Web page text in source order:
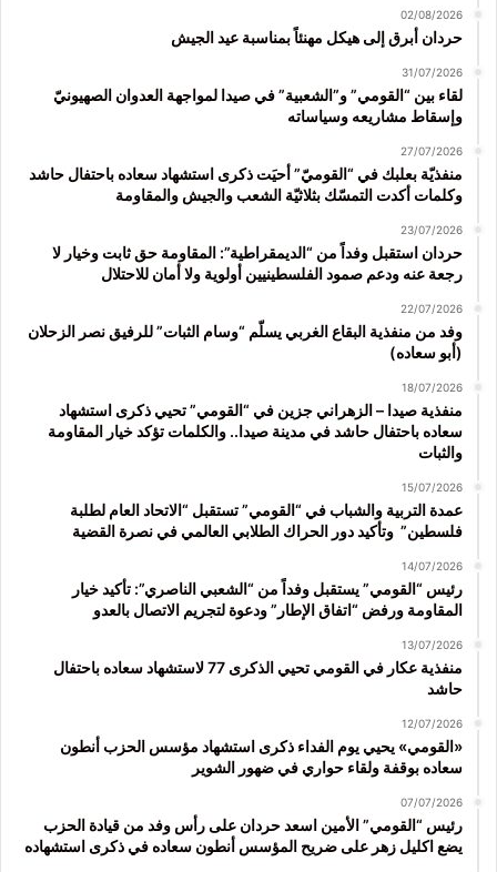
02/08/2026
حردان أبرق إلى هيكل مهنئاً بمناسبة عيد الجيش
31/07/2026
لقاء بين “القومي” و”الشعبية” في صيدا لمواجهة العدوان الصهيونيّ
وإسقاط مشاريعه وسياساته
27/07/2026
منفذيّة بعلبك في “القوميّ” أحيَت ذكرى استشهاد سعاده باحتفال حاشد
وكلمات أكدت التمسّك بثلاثيّة الشعب والجيش والمقاومة
23/07/2026
حردان استقبل وفداً من “الديمقراطية”: المقاومة حق ثابت وخيار لا
رجعة عنه ودعم صمود الفلسطينيين أولوية ولا أمان للاحتلال
22/07/2026
وفد من منفذية البقاع الغربي يسلّم “وسام الثبات” للرفيق نصر الزحلان
(أبو سعاده)
18/07/2026
منفذية صيدا – الزهراني جزين في “القومي” تحيي ذكرى استشهاد
سعاده باحتفال حاشد في مدينة صيدا.. والكلمات تؤكد خيار المقاومة
والثبات
15/07/2026
عمدة التربية والشباب في “القومي” تستقبل “الاتحاد العام لطلبة
فلسطين” وتأكيد دور الحراك الطلابي العالمي في نصرة القضية
14/07/2026
رئيس “القومي” يستقبل وفداً من “الشعبي الناصري”: تأكيد خيار
المقاومة ورفض “اتفاق الإطار” ودعوة لتجريم الاتصال بالعدو
13/07/2026
منفذية عكار في القومي تحيي الذكرى 77 لاستشهاد سعاده باحتفال
حاشد
12/07/2026
«القومي» يحيي يوم الفداء ذكرى استشهاد مؤسس الحزب أنطون
سعاده بوقفة ولقاء حواري في ضهور الشوير
07/07/2026
رئيس “القومي” الأمين اسعد حردان على رأس وفد من قيادة الحزب
يضع اكليل زهر على ضريح المؤسس أنطون سعاده في ذكرى استشهاده